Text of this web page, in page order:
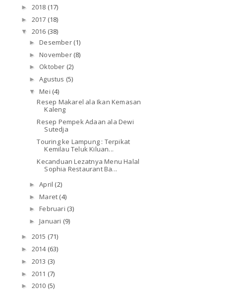
► 2018 (17)
► 2017 (18)
▼ 2016 (38)
►Desember (1)
►November (8)
► Oktober (2)
►Agustus (5)
▼Mei (4)
Resep Makarel ala Ikan Kemasan
Kaleng
Resep Pempek Adaan ala Dewi
Sutedja
Touring ke Lampung : Terpikat
Kemilau Teluk Kiluan...
Kecanduan Lezatnya Menu Halal
Sophia Restaurant Ba...
►April (2)
►Maret (4)
►Februari (3)
►Januari (9)
► 2015 (71)
► 2014 (63)
► 2013 (3)
► 2011 (7)
► 2010 (5)